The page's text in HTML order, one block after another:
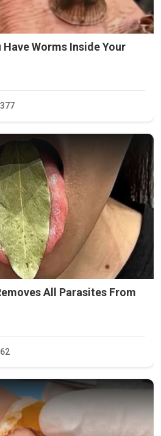
Worms Inside Your
377
All Parasites From